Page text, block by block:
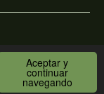
Aceptar y
continuar
navegando